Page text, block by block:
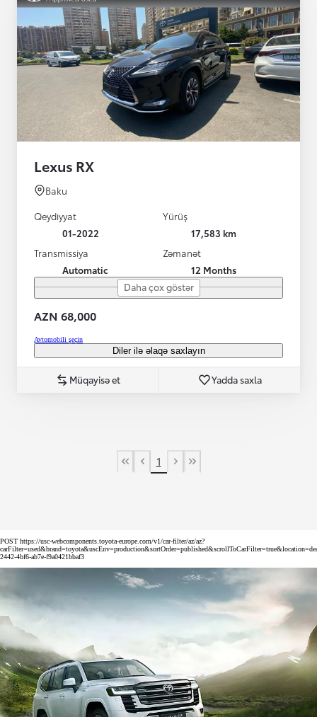
Lexus RX
Baku
Qeydiyyat
01-2022
Yürüş
17,583 km
Transmissiya
Automatic
Zəmanət
12 Months
Daha çox göstər
AZN 68,000
Avtomobili şeçin
Diler ilə əlaqə saxlayın
Müqayisə et Yadda saxla
First Page
Previous page
1
Next page
Last Page
POST https://usc-webcomponents.toyota-europe.com/v1/car-filter/az/az?
2442-4bf6-ab7e-f9a0421bbaf3